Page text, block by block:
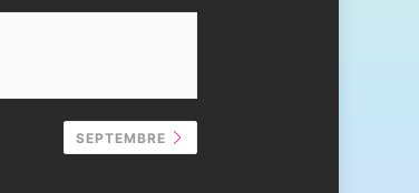
SEPTEMBRE